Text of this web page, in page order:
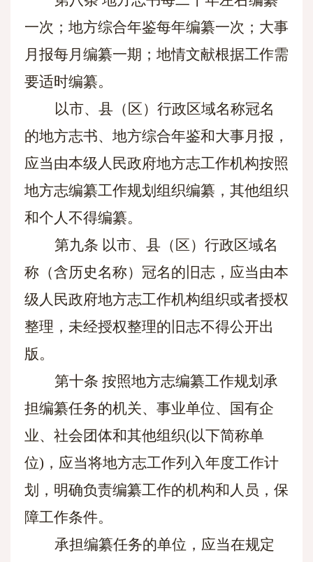
一次；地方综合年鉴每年编纂一次；大事
月报每月编纂一期；地情文献根据工作需
要适时编纂。
以市、县（区）行政区域名称冠名
的地方志书、地方综合年鉴和大事月报，
应当由本级人民政府地方志工作机构按照
地方志编纂工作规划组织编纂，其他组织
和个人不得编纂。
第九条 以市、县（区）行政区域名
称（含历史名称）冠名的旧志，应当由本
级人民政府地方志工作机构组织或者授权
整理，未经授权整理的旧志不得公开出
版。
第十条 按照地方志编纂工作规划承
担编纂任务的机关、事业单位、国有企
业、社会团体和其他组织(以下简称单
位)，应当将地方志工作列入年度工作计
划，明确负责编纂工作的机构和人员，保
障工作条件。
承担编纂任务的单位，应当在规定